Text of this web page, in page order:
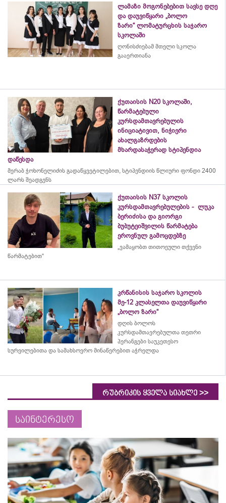
ლამაზი მოგონებებით სავსე დღე
და დაუვიწყარი „ბოლო
ზარი“ ლომატურცხის საჯარო
სკოლაში
ღონისძიებამ მთელი სკოლა
გააერთიანა
ქუთაისის N20 სკოლაში,
წარმატებული
კურსდამთავრებულის
ინიციატივით, ნიჭიერი
ახალგაზრდების
მხარდასაჭერად სტიპენდია
დაწესდა
მერაბ ჭოხონელიძის გადაწყვეტილებით, სტიპენდიის წლიური ფონდი 2400
ლარს შეადგენს
ქუთაისის N37 სკოლის
კურსდამთავრებულების - ლუკა
ბერიძისა და გიორგი
ბუბუტეიშვილის წარმატება
ეროვნულ გამოცდებზე
„ვამაყობთ თითოეული თქვენი
წარმატებით“
კრწანისის საჯარო სკოლის
მე-12 კლასელთა დაუვიწყარი
„ბოლო ზარი“
დღის ბოლოს
კურსდამთავრებულთა თეთრი
პერანგები საუკეთესო
სურვილებითა და სამახსოვრო მინაწერებით აჭრელდა
რუბრიკის ყველა სიახლე >>
საინტერესო